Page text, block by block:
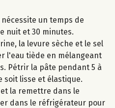
un temps de
nuit et 30 minutes.
la levure sèche et le sel
l'eau tiède en mélangeant
Pétrir la pâte pendant 5 à
soit lisse et élastique.
la remettre dans le
dans le réfrigérateur pour